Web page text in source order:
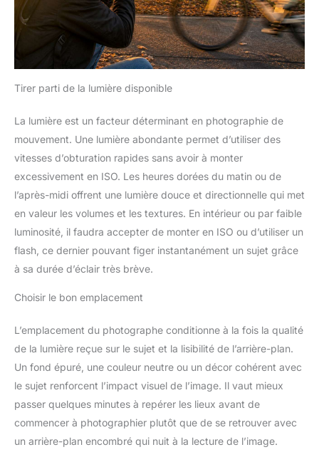
Tirer parti de la lumière disponible
La lumière est un facteur déterminant en photographie de
mouvement. Une lumière abondante permet d’utiliser des
vitesses d’obturation rapides sans avoir à monter
excessivement en ISO. Les heures dorées du matin ou de
l’après-midi offrent une lumière douce et directionnelle qui met
en valeur les volumes et les textures. En intérieur ou par faible
luminosité, il faudra accepter de monter en ISO ou d’utiliser un
flash, ce dernier pouvant figer instantanément un sujet grâce
à sa durée d’éclair très brève.
Choisir le bon emplacement
L’emplacement du photographe conditionne à la fois la qualité
de la lumière reçue sur le sujet et la lisibilité de l’arrière-plan.
Un fond épuré, une couleur neutre ou un décor cohérent avec
le sujet renforcent l’impact visuel de l’image. Il vaut mieux
passer quelques minutes à repérer les lieux avant de
commencer à photographier plutôt que de se retrouver avec
un arrière-plan encombré qui nuit à la lecture de l’image.